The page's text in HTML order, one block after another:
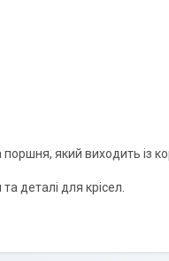
який виходить із
деталі для крісел.